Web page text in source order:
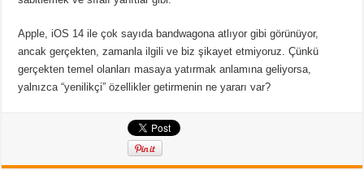
Apple, iOS 14 ile çok sayıda bandwagona atlıyor gibi görünüyor,
ancak gerçekten, zamanla ilgili ve biz şikayet etmiyoruz. Çünkü
gerçekten temel olanları masaya yatırmak anlamına geliyorsa,
yalnızca “yenilikçi” özellikler getirmenin ne yararı var?